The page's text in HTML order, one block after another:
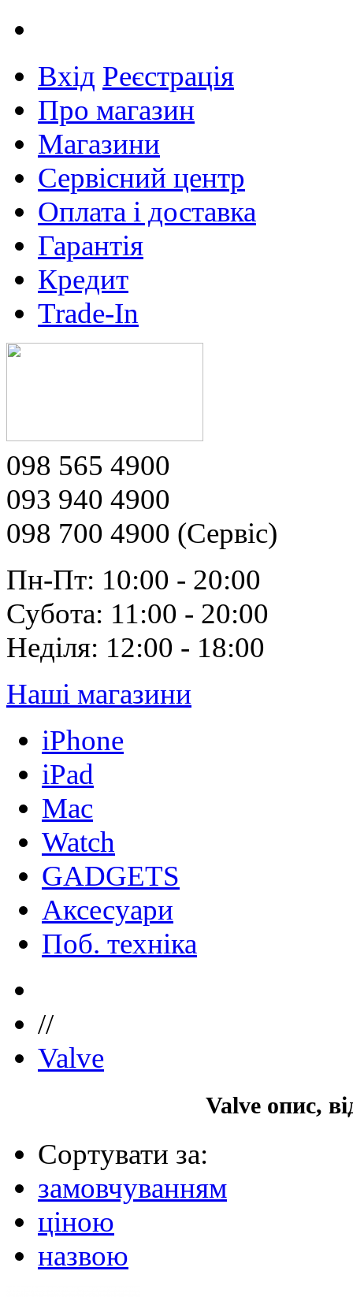
Вхід Реєстрація
Про магазин
Магазини
Сервісний центр
Оплата і доставка
Гарантія
Кредит
Trade-In
098 565 4900
093 940 4900
098 700 4900 (Сервіс)
Пн-Пт: 10:00 - 20:00
Субота: 11:00 - 20:00
Неділя: 12:00 - 18:00
Наші магазини
iPhone
iPad
Mac
Watch
GADGETS
Аксесуари
Поб. техніка
//
Valve
Valve опис,
Сортувати за:
замовчуванням
ціною
назвою